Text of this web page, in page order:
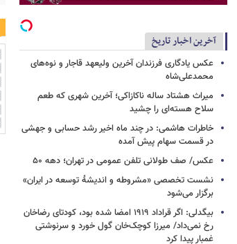
آخرین اخبار تاریخ
عکس یادگاری فرزندان آخرین ولیعهد قاجار و نوه‌های
محمدعلی‌شاه
میراث هشتاد ساله ناکازاکی؛ آخرین شهری که طعم
سلاح هسته‌ای را چشید
خاطرات هاشمی: در چند ماه اخیر رشد حسابی و جهشی
در قسمت سهام پیش‌ آمده
عکس/ صف طولانی تلفن عمومی در تهران؛ دهه ۵۰
نشست تخصصی «مشروطه و اندیشۀ توسعه در ایران»
برگزار می‌شود
بیگدلی: اگر قراداد ۱۹۱۹ امضا شده بود، کودتای رضاخان
رخ نمی‌داد/ میرزا کوچک‌خان گول خورد و سرنوشتی
غمبار پیدا کرد